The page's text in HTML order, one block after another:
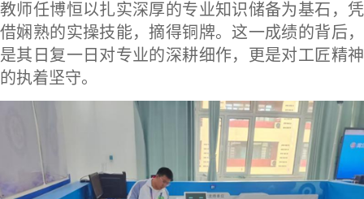
教师任博恒以扎实深厚的专业知识储备为基石，凭
借娴熟的实操技能，摘得铜牌。这一成绩的背后，
是其日复一日对专业的深耕细作，更是对工匠精神
的执着坚守。